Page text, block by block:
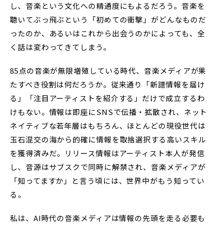
し、音楽という文化への精通度にもよるだろう。音楽を
聴いてぶっ飛ぶという「初めての衝撃」がどんなものだ
ったのか、あるいはこれから出会うのかによっても、全
く話は変わってきてしまう。
85点の音楽が無限増殖している時代、音楽メディアが果
たすべき役割は何だろうか。従来通り「新譜情報を届け
る」「注目アーティストを紹介する」だけで成立するわ
けもない。情報は即座にSNSで伝播・拡散され、ネット
ネイティブな若年層はもちろん、ほとんどの現役世代は
玉石混交の海から的確に情報を取捨選択する高いスキル
を獲得済みだ。リリース情報はアーティスト本人が発信
し、音源はサブスクで同時に解禁され、音楽メディアが
「知ってますか」と言う頃には、世界中がもう知ってい
る。
私は、AI時代の音楽メディアは情報の先頭を走る必要も